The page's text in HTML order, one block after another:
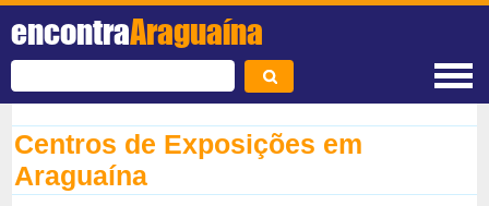
encontraAraguaína
Centros de Exposições em
Araguaína